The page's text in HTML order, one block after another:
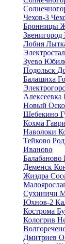
Чехов-3
Бронницы
Звенигород
Лобня
Зуево
Подольск
Балашиха
Алексеевка
Новый
Шебекино
Кохма
Наволоки
Тейково
Иваново
Балабаново
Деменск
Жиздра
Сухиничи
Юхнов-2
Кострома
Кологрив
Дмитриев